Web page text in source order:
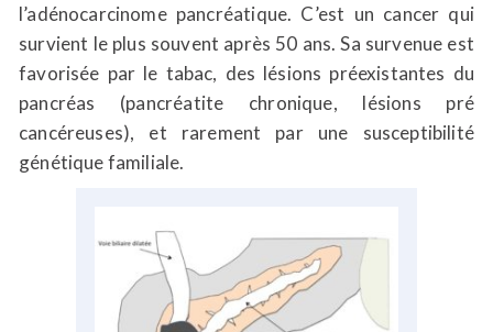
l’adénocarcinome pancréatique. C’est un cancer qui
survient le plus souvent après 50 ans. Sa survenue est
favorisée par le tabac, des lésions préexistantes du
pancréas (pancréatite chronique, lésions pré
cancéreuses), et rarement par une susceptibilité
génétique familiale.